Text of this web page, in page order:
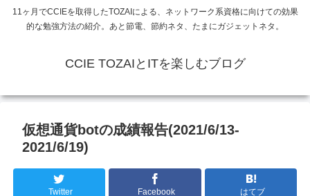
11ヶ月でCCIEを取得したTOZAIによる、ネットワーク系資格に向けての効果
的な勉強方法の紹介。あと節電、節約ネタ、たまにガジェットネタ。
CCIE TOZAIとITを楽しむブログ
仮想通貨botの成績報告(2021/6/13-
2021/6/19)
Twitter Facebook はてブ